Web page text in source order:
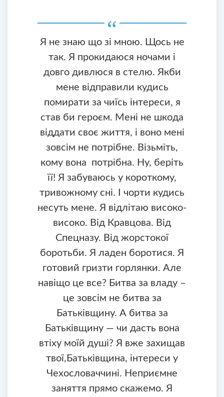
Я не знаю що зі мною. Щось не
так. Я прокидаюся ночами і
довго дивлюся в стелю. Якби
мене відправили кудись
помирати за чиїсь інтереси, я
став би героєм. Мені не шкода
віддати своє життя, і воно мені
зовсім не потрібне. Візьміть,
кому вона потрібна. Ну, беріть
її! Я забуваюсь у короткому,
тривожному сні. І чорти кудись
несуть мене. Я відлітаю високо-
високо. Від Кравцова. Від
Спецназу. Від жорстокої
боротьби. Я ладен боротися. Я
готовий гризти горлянки. Але
навіщо це все? Битва за владу –
це зовсім не битва за
Батьківщину. А битва за
Батьківщину — чи дасть вона
втіху моїй душі? Я вже захищав
твої,Батьківщина, інтереси у
Чехословаччині. Неприємне
заняття прямо скажемо. Я